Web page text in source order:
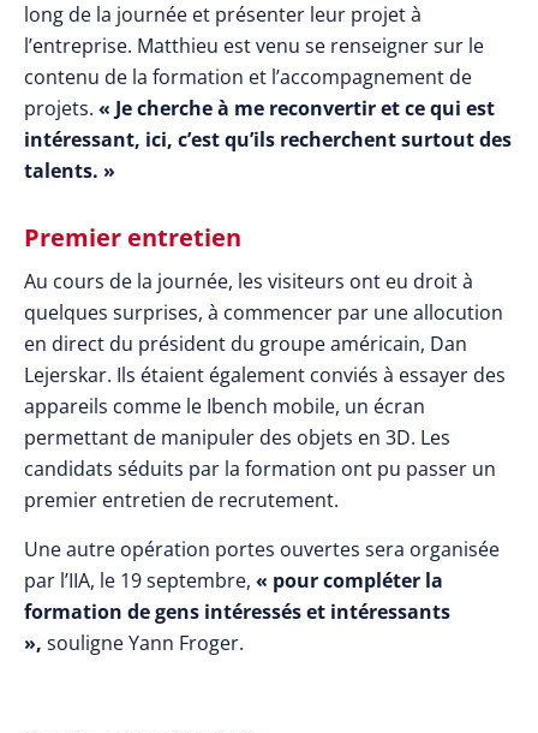
long de la journée et présenter leur projet à
l’entreprise. Matthieu est venu se renseigner sur le
contenu de la formation et l’accompagnement de
projets. « Je cherche à me reconvertir et ce qui est
intéressant, ici, c’est qu’ils recherchent surtout des
talents. »
Premier entretien
Au cours de la journée, les visiteurs ont eu droit à
quelques surprises, à commencer par une allocution
en direct du président du groupe américain, Dan
Lejerskar. Ils étaient également conviés à essayer des
appareils comme le Ibench mobile, un écran
permettant de manipuler des objets en 3D. Les
candidats séduits par la formation ont pu passer un
premier entretien de recrutement.
Une autre opération portes ouvertes sera organisée
par l’IIA, le 19septembre, « pour compléter la
formation de gens intéressés et intéressants
», souligne Yann Froger.